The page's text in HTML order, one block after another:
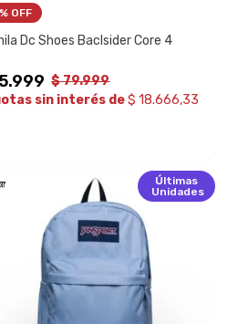
OFF
Dc Shoes Baclsider Core 4
.999 $79.999
sin interés de$ 18.666,33
Últimas
Unidades